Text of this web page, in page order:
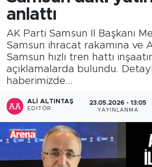
anlattı
AK Parti Samsun İl Başkanı
Samsun ihracat rakamına ve
Samsun hızlı tren hattı
açıklamalarda bulundu.
haberimizde...
ALI ALTINTAŞ
EDITÖR
23.05.2026 - 13:05
YAYINLANMA
Haber Arşivi